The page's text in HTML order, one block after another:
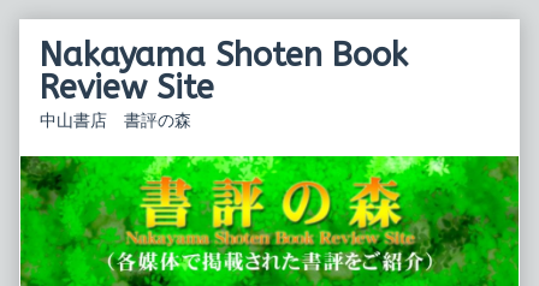
contentNakayama Shoten Book
Review Site
中山書店 書評の森